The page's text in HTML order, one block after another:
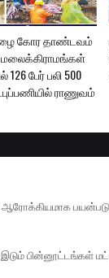
கோர தாண்டவம்
126 பேர் பலி 500
ராணுவம்
ஆரோக்கியமாக
பின்னூட்டங்கள்